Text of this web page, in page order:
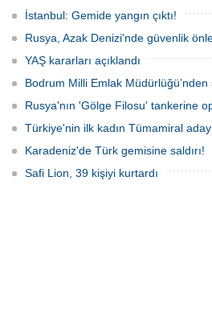
İstanbul: Gemide yangın çıktı!
Rusya, Azak Denizi'nde güvenlik
YAŞ kararları açıklandı
Bodrum Milli Emlak Müdürlüğü’nden
Rusya'nın 'Gölge Filosu' tankerine
Türkiye'nin ilk kadın Tümamiral
Karadeniz'de Türk gemisine saldırı!
Safi Lion, 39 kişiyi kurtardı